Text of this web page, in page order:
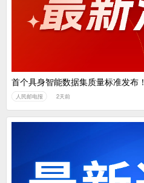
首个具身智能数据集质量标准发布！
人民邮电报 2天前